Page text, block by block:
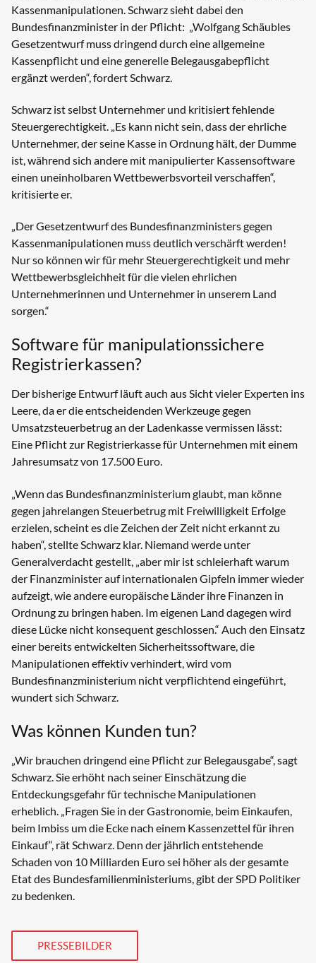
Kassenmanipulationen. Schwarz sieht dabei den
Bundesfinanzminister in der Pflicht: „Wolfgang Schäubles
Gesetzentwurf muss dringend durch eine allgemeine
Kassenpflicht und eine generelle Belegausgabepflicht
ergänzt werden“, fordert Schwarz.
Schwarz ist selbst Unternehmer und kritisiert fehlende
Steuergerechtigkeit. „Es kann nicht sein, dass der ehrliche
Unternehmer, der seine Kasse in Ordnung hält, der Dumme
ist, während sich andere mit manipulierter Kassensoftware
einen uneinholbaren Wettbewerbsvorteil verschaffen“,
kritisierte er.
„Der Gesetzentwurf des Bundesfinanzministers gegen
Kassenmanipulationen muss deutlich verschärft werden!
Nur so können wir für mehr Steuergerechtigkeit und mehr
Wettbewerbsgleichheit für die vielen ehrlichen
Unternehmerinnen und Unternehmer in unserem Land
sorgen.“
Software für manipulationssichere
Registrierkassen?
Der bisherige Entwurf läuft auch aus Sicht vieler Experten ins
Leere, da er die entscheidenden Werkzeuge gegen
Umsatzsteuerbetrug an der Ladenkasse vermissen lässt:
Eine Pflicht zur Registrierkasse für Unternehmen mit einem
Jahresumsatz von 17.500 Euro.
„Wenn das Bundesfinanzministerium glaubt, man könne
gegen jahrelangen Steuerbetrug mit Freiwilligkeit Erfolge
erzielen, scheint es die Zeichen der Zeit nicht erkannt zu
haben“, stellte Schwarz klar. Niemand werde unter
Generalverdacht gestellt, „aber mir ist schleierhaft warum
der Finanzminister auf internationalen Gipfeln immer wieder
aufzeigt, wie andere europäische Länder ihre Finanzen in
Ordnung zu bringen haben. Im eigenen Land dagegen wird
diese Lücke nicht konsequent geschlossen.“ Auch den Einsatz
einer bereits entwickelten Sicherheitssoftware, die
Manipulationen effektiv verhindert, wird vom
Bundesfinanzministerium nicht verpflichtend eingeführt,
wundert sich Schwarz.
Was können Kunden tun?
„Wir brauchen dringend eine Pflicht zur Belegausgabe“, sagt
Schwarz. Sie erhöht nach seiner Einschätzung die
Entdeckungsgefahr für technische Manipulationen
erheblich. „Fragen Sie in der Gastronomie, beim Einkaufen,
beim Imbiss um die Ecke nach einem Kassenzettel für ihren
Einkauf“, rät Schwarz. Denn der jährlich entstehende
Schaden von 10 Milliarden Euro sei höher als der gesamte
Etat des Bundesfamilien­ministeriums, gibt der SPD Politiker
zu bedenken.
PRESSEBILDER